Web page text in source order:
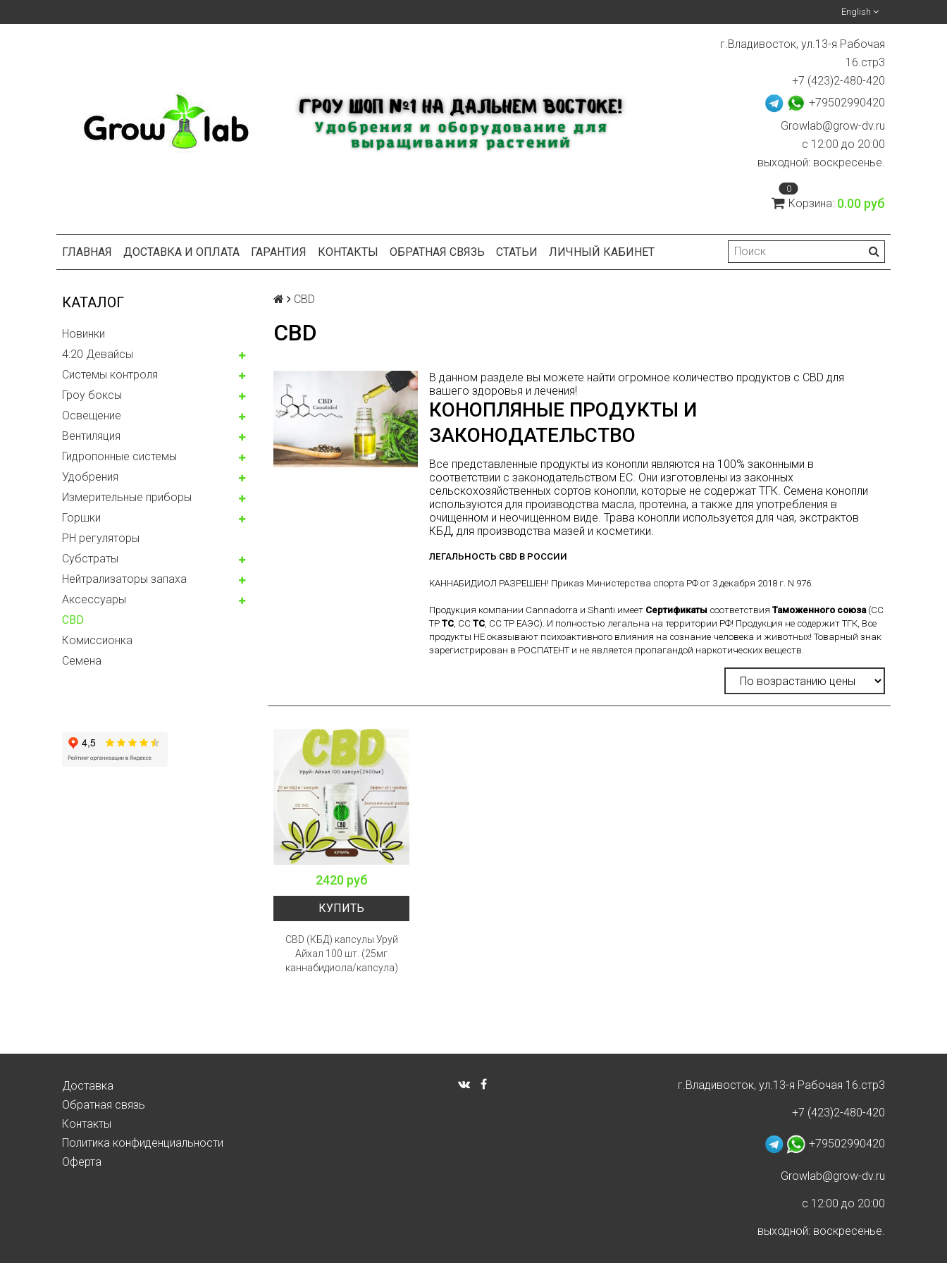
English
г.Владивосток, ул.13-я Рабочая
16.стр3
+7 (423)2-480-420
+79502990420
Growlab@grow-dv.ru
c 12:00 до 20:00
выходной: воскресенье.
0
Корзина: 0.00 руб
ГЛАВНАЯ ДОСТАВКА И ОПЛАТА ГАРАНТИЯ КОНТАКТЫ ОБРАТНАЯ СВЯЗЬ СТАТЬИ ЛИЧНЫЙ КАБИНЕТ
КАТАЛОГ
Новинки
4:20 Девайсы
Системы контроля
Гроу боксы
Освещение
Вентиляция
Гидропонные системы
Удобрения
Измерительные приборы
Горшки
PH регуляторы
Субстраты
Нейтрализаторы запаха
Аксессуары
CBD
Комисcионка
Семена
CBD
CBD
В данном разделе вы можете найти огромное количество продуктов с CBD для
вашего здоровья и лечения!
КОНОПЛЯНЫЕ ПРОДУКТЫ И
ЗАКОНОДАТЕЛЬСТВО
Все представленные продукты из конопли являются на 100% законными в
соответствии с законодательством ЕС. Они изготовлены из законных
сельскохозяйственных сортов конопли, которые не содержат ТГК. Семена конопли
используются для производства масла, протеина, а также для употребления в
очищенном и неочищенном виде. Трава конопли используется для чая, экстрактов
КБД, для производства мазей и косметики.
ЛЕГАЛЬНОСТЬ CBD В РОССИИ
КАННАБИДИОЛ РАЗРЕШЕН! Приказ Министерства спорта РФ от 3 декабря 2018 г. N 976.
Продукция компании Cannadorra и Shanti имеет Сертификаты соответствия Таможенного союза(СС
ТР ТС, СС ТС, СС ТР ЕАЭС). И полностью легальна на территории РФ! Продукция не содержит ТГК, Все
продукты НЕ оказывают психоактивного влияния на сознание человека и животных! Товарный знак
зарегистрирован в РОСПАТЕНТ и не является пропагандой наркотических веществ.
2420 руб
КУПИТЬ
CBD (КБД) капсулы Уруй
Айхал 100 шт. (25мг
каннабидиола/капсула)
Доставка
Обратная связь
Контакты
Политика конфиденциальности
Оферта
г.Владивосток, ул.13-я Рабочая 16.стр3
+7 (423)2-480-420
+79502990420
Growlab@grow-dv.ru
c 12:00 до 20:00
выходной: воскресенье.